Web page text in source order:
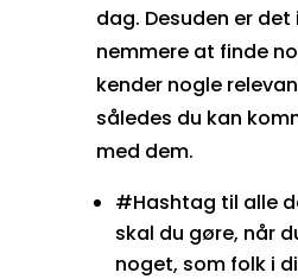
dag. Desuden er det
nemmere at finde
kender nogle
således du kan
med dem.
#Hashtag til alle
skal du gøre, når
noget, som folk i